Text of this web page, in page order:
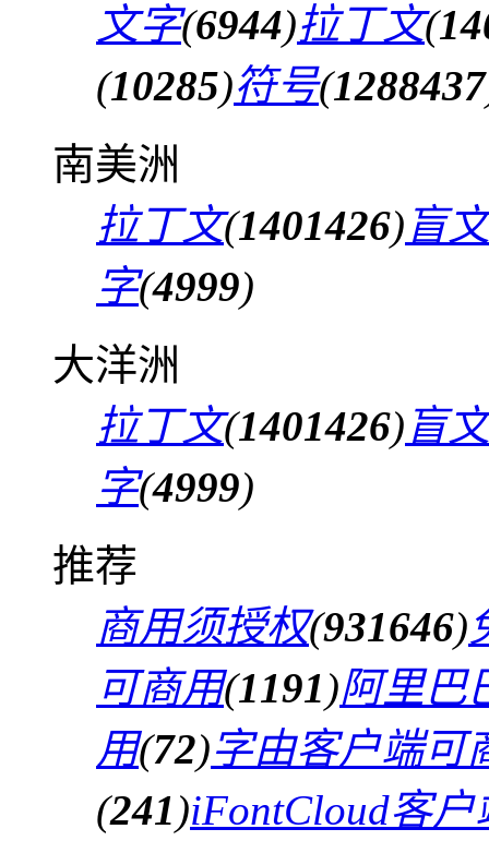
文字(6944)拉丁文(
(10285)符号(1288437
南美洲
拉丁文(1401426)盲文
字(4999)
大洋洲
拉丁文(1401426)盲文
字(4999)
推荐
商用须授权(931646)
可商用(1191)阿里巴
用(72)字由客户端可
(241)iFontCloud客